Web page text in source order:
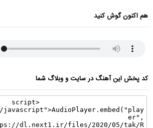
هم اکنون گوش کنید
کد پخش این آهنگ در سایت و وبلاگ شما